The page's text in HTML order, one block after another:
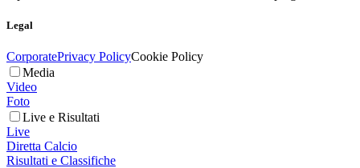
Legal
CorporatePrivacy PolicyCookie Policy
Media
Video
Foto
Live e Risultati
Live
Diretta Calcio
Risultati e Classifiche